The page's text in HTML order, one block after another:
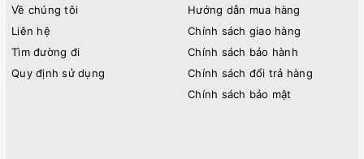
Về chúng tôi
Liên hệ
Tìm đường đi
Quy định sử dụng
Hướng dẫn mua hàng
Chính sách giao hàng
Chính sách bảo hành
Chính sách đổi trả hàng
Chính sách bảo mật